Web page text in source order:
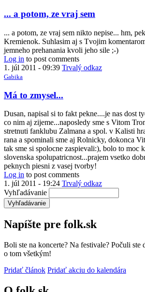
... a potom, ze vraj sem
... a potom, ze vraj sem nikto nepise... hm,
Kremienok. Suhlasim aj s Tvojim
jemneho prehanania kvoli jeho sile ;-)
Log in to post comments
1. júl 2011 - 09:39 Trvalý odkaz
Gabika
Má to zmysel...
Dusan, napisal si to fakt pekne....je nas dost
co nim aj zijeme...naposledy sme s Vitom
stretnuti fanklubu Zalmana a spol. v Kalisti
rana a spominali sme aj Rolnicky, dokonca
tak sme si spolocne zaspievali:), bolo to moc
slovenska spolupatricnost...prajem vsetko
peknych piesni z vasej tvorby!
Log in to post comments
1. júl 2011 - 19:24 Trvalý odkaz
Vyhľadávanie
Napíšte pre folk.sk
Boli ste na koncerte? Na festivale? Počuli ste
o tom všetkým!
Pridať článok Pridať akciu do kalendára